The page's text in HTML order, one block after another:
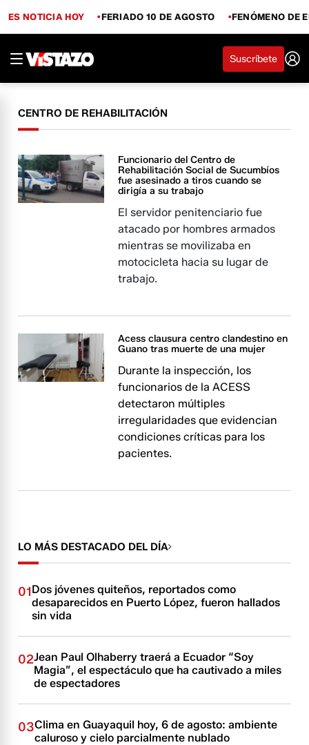
ES NOTICIA HOY FERIADO 10 DE AGOSTO FENÓMENO DE
Suscríbete
CENTRO DE REHABILITACIÓN
Funcionario del Centro de
Rehabilitación Social de Sucumbíos
fue asesinado a tiros cuando se
dirigía a su trabajo
El servidor penitenciario fue
atacado por hombres armados
mientras se movilizaba en
motocicleta hacia su lugar de
trabajo.
Acess clausura centro clandestino en
Guano tras muerte de una mujer
Durante la inspección, los
funcionarios de la ACESS
detectaron múltiples
irregularidades que evidencian
condiciones críticas para los
pacientes.
LO MÁS DESTACADO DEL DÍA
01Dos jóvenes quiteños, reportados como
desaparecidos en Puerto López, fueron hallados
sin vida
02Jean Paul Olhaberry traerá a Ecuador “Soy
Magia”, el espectáculo que ha cautivado a miles
de espectadores
03Clima en Guayaquil hoy, 6 de agosto: ambiente
caluroso y cielo parcialmente nublado